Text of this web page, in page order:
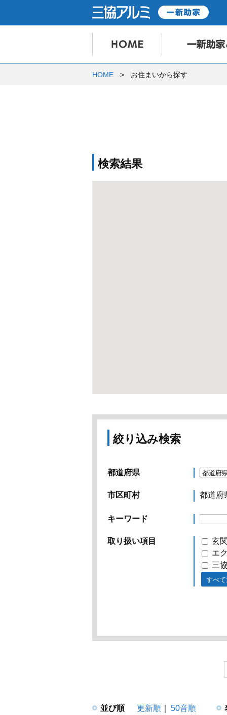
HOME お住まいから探す
検索結果
絞り込み検索
都道府県
市区町村 都道府
キーワード
取り扱い項目
玄
エ
三
すべ
並び順 更新順 50音順